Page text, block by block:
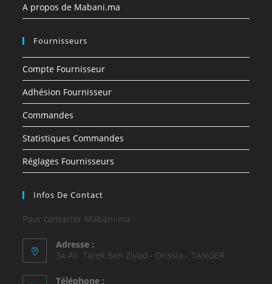
A propos de Mabani.ma
Fournisseurs
Compte Fournisseur
Adhésion Fournisseur
Commandes
Statistiques Commandes
Réglages Fournisseurs
Infos De Contact
Pour contacter Mabani.ma :
Adresse :
34 Av. Tarek Ben Ziyad - Drissia - TANGER
Téléphone :